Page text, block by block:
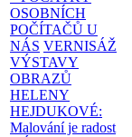
OSOBNÍCH
POČÍTAČŮ U
NÁS VERNISÁŽ
VÝSTAVY
OBRAZŮ
HELENY
HEJDUKOVÉ:
Malování je radost